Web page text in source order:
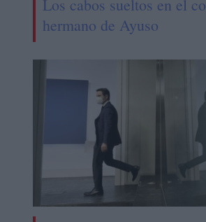
Los cabos sueltos en el
hermano de Ayuso